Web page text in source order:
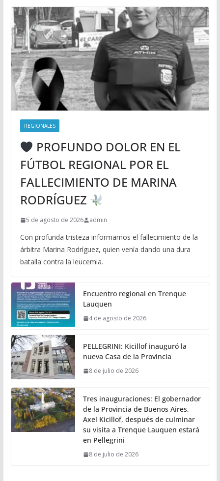
REGIONALES
PROFUNDO DOLOR EN EL
FÚTBOL REGIONAL POR EL
FALLECIMIENTO DE MARINA
RODRÍGUEZ
5 de agosto de 2026 admin
Con profunda tristeza informamos el fallecimiento de la
árbitra Marina Rodríguez, quien venía dando una dura
batalla contra la leucemia.
Encuentro regional en Trenque
Lauquen
4 de agosto de 2026
PELLEGRINI: Kicillof inauguró la
nueva Casa de la Provincia
8 de julio de 2026
Tres inauguraciones: El gobernador
de la Provincia de Buenos Aires,
Axel Kicillof, después de culminar
su visita a Trenque Lauquen estará
en Pellegrini
8 de julio de 2026